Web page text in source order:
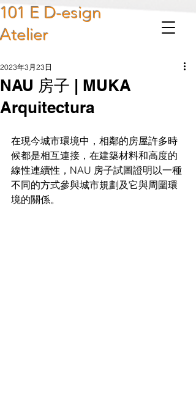
101 E D-esign
Atelier
NAU 房子 | MUKA
Arquitectura
2023年3月23日
在現今城市環境中，相鄰的房屋許多時
候都是相互連接，在建築材料和高度的
線性連續性，NAU 房子試圖證明以一種
不同的方式參與城市規劃及它與周圍環
境的關係。